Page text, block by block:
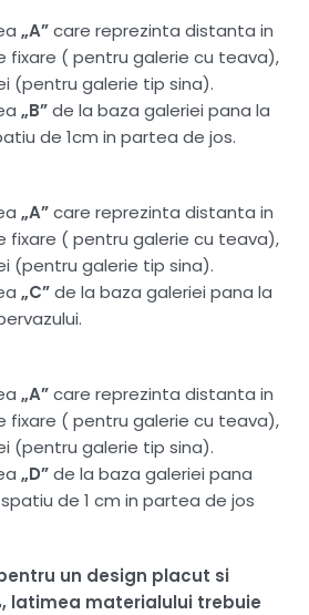
„A”care reprezinta distanta in
fixare ( pentru galerie cu teava),
(pentru galerie tip sina).
„B”de la baza galeriei pana la
de 1cm in partea de jos.
„A”care reprezinta distanta in
fixare ( pentru galerie cu teava),
(pentru galerie tip sina).
„C”de la baza galeriei pana la
„A”care reprezinta distanta in
fixare ( pentru galerie cu teava),
(pentru galerie tip sina).
„D”de la baza galeriei pana
de 1 cm in partea de jos
un design placut si
latimea materialului trebuie